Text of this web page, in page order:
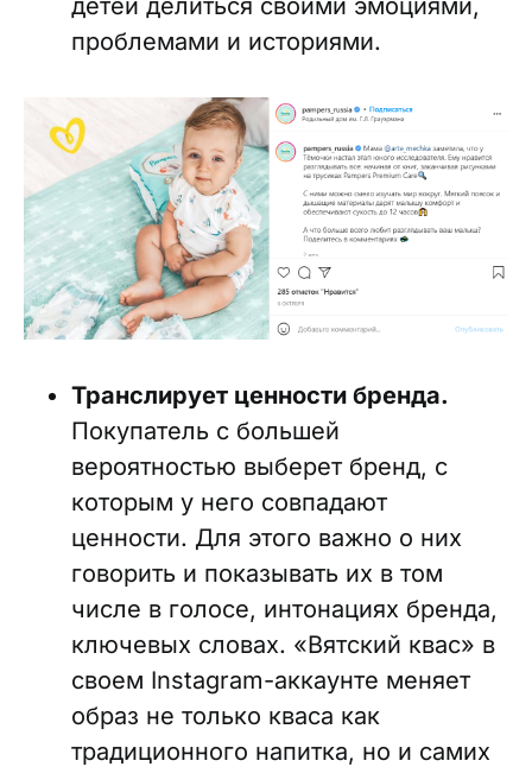
детей делиться своими эмоциями,
проблемами и историями.
Транслирует ценности бренда.
Покупатель с большей
вероятностью выберет бренд, с
которым у него совпадают
ценности. Для этого важно о них
говорить и показывать их в том
числе в голосе, интонациях бренда,
ключевых словах. «Вятский квас» в
своем Instagram-аккаунте меняет
образ не только кваса как
традиционного напитка, но и самих